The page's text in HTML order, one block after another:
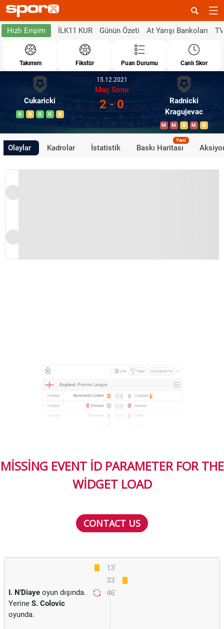
Hızlı Erişim İLK11 KUR Günün Özeti At Yarışı Bankoları
Takımım Fikstür Puan Durumu Canlı Skor
Cukaricki
G B G G B
15.12.2021
Maç Sonu
2 - 0
Radnicki
Kragujevac
M M B M B
Olaylar Kadrolar İstatistik Baskı Haritası
Yeni
MISSING EVENT ID PARAMETER FOR THE
WIDGET LOAD
CONTACT US
13'
33'
46'
I. N'Diaye oyun dışında.
Yerine S. Colovic
oyunda.